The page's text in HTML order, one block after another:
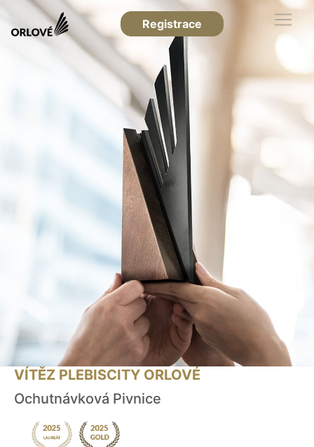
Registrace
VÍTĚZ PLEBISCITY ORLOVÉ
Ochutnávková Pivnice